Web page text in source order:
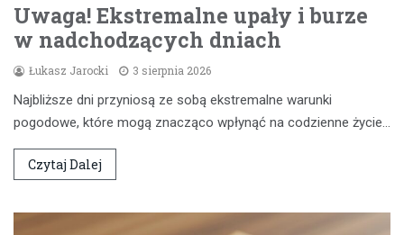
Uwaga! Ekstremalne upały i burze
w nadchodzących dniach
Łukasz Jarocki 3 sierpnia 2026
Najbliższe dni przyniosą ze sobą ekstremalne warunki
pogodowe, które mogą znacząco wpłynąć na codzienne życie…
Czytaj Dalej